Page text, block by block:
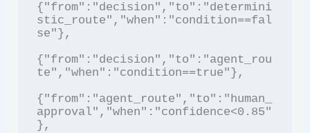
{"from":"decision","to":"determini
stic_route","when":"condition==fal
se"},
{"from":"decision","to":"agent_rou
te","when":"condition==true"},
{"from":"agent_route","to":"human_
approval","when":"confidence<0.85"
},